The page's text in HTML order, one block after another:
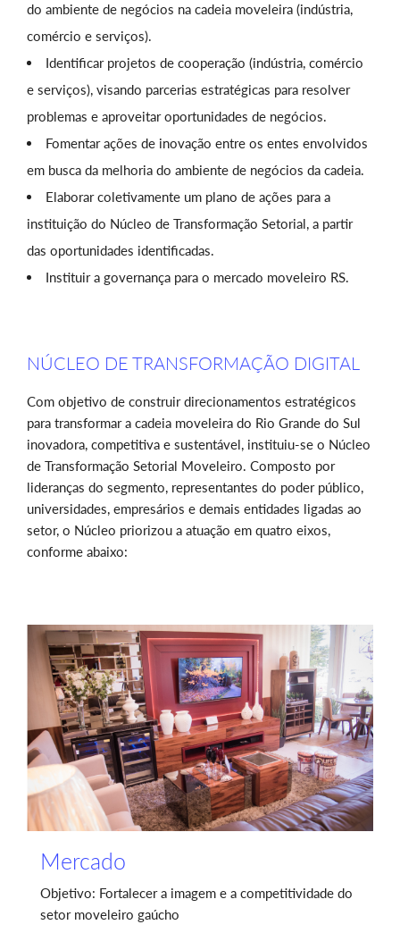
do ambiente de negócios na cadeia moveleira (indústria,
comércio e serviços).
Identificar projetos de cooperação (indústria, comércio
e serviços), visando parcerias estratégicas para resolver
problemas e aproveitar oportunidades de negócios.
Fomentar ações de inovação entre os entes envolvidos
em busca da melhoria do ambiente de negócios da cadeia.
Elaborar coletivamente um plano de ações para a
instituição do Núcleo de Transformação Setorial, a partir
das oportunidades identificadas.
Instituir a governança para o mercado moveleiro RS.
NÚCLEO DE TRANSFORMAÇÃO DIGITAL
Com objetivo de construir direcionamentos estratégicos
para transformar a cadeia moveleira do Rio Grande do Sul
inovadora, competitiva e sustentável, instituiu-se o Núcleo
de Transformação Setorial Moveleiro. Composto por
lideranças do segmento, representantes do poder público,
universidades, empresários e demais entidades ligadas ao
setor, o Núcleo priorizou a atuação em quatro eixos,
conforme abaixo:
Mercado
Objetivo: Fortalecer a imagem e a competitividade do
setor moveleiro gaúcho